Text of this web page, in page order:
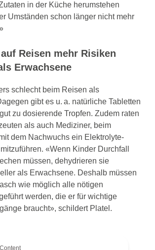
in der Küche herumstehen
Umständen schon länger nicht mehr
Reisen mehr Risiken
Erwachsene
schlecht beim Reisen als
gibt es u. a. natürliche Tabletten
zu dosierende Tropfen. Zudem raten
als auch Mediziner, beim
dem Nachwuchs ein Elektrolyte-
«Wenn Kinder Durchfall
müssen, dehydrieren sie
als Erwachsene. Deshalb müssen
wie möglich alle nötigen
werden, die er für wichtige
braucht», schildert Platel.